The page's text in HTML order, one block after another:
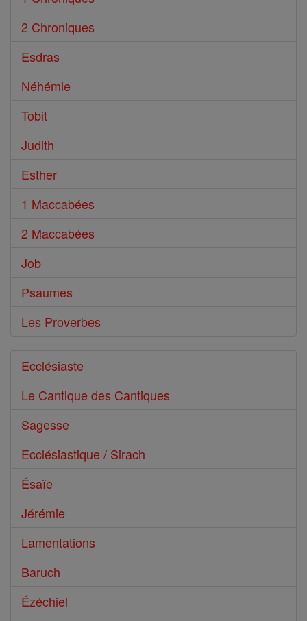
2 Chroniques
Esdras
Néhémie
Tobit
Judith
Esther
1 Maccabées
2 Maccabées
Job
Psaumes
Les Proverbes
Ecclésiaste
Le Cantique des Cantiques
Sagesse
Ecclésiastique / Sirach
Ésaïe
Jérémie
Lamentations
Baruch
Ézéchiel